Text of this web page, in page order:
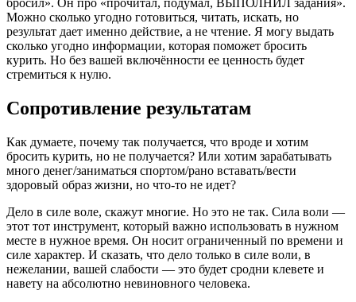
бросил». Он про «прочитал, подумал, ВЫПОЛНИЛ задания».
Можно сколько угодно готовиться, читать, искать, но
результат дает именно действие, а не чтение. Я могу выдать
сколько угодно информации, которая поможет бросить
курить. Но без вашей включённости ее ценность будет
стремиться к нулю.
Сопротивление результатам
Как думаете, почему так получается, что вроде и хотим
бросить курить, но не получается? Или хотим зарабатывать
много денег/заниматься спортом/рано вставать/вести
здоровый образ жизни, но что-то не идет?
Дело в силе воле, скажут многие. Но это не так. Сила воли —
этот тот инструмент, который важно использовать в нужном
месте в нужное время. Он носит ограниченный по времени и
силе характер. И сказать, что дело только в силе воли, в
нежелании, вашей слабости — это будет сродни клевете и
навету на абсолютно невиновного человека.